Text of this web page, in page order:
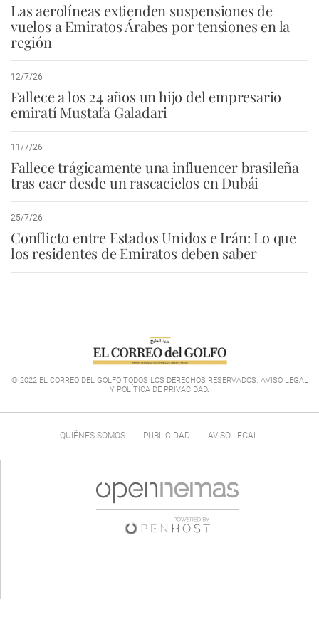
Las aerolíneas extienden suspensiones de
vuelos a Emiratos Árabes por tensiones en la
región
12/7/26
Fallece a los 24 años un hijo del empresario
emiratí Mustafa Galadari
11/7/26
Fallece trágicamente una influencer brasileña
tras caer desde un rascacielos en Dubái
25/7/26
Conflicto entre Estados Unidos e Irán: Lo que
los residentes de Emiratos deben saber
© 2022 EL CORREO DEL GOLFO TODOS LOS DERECHOS RESERVADOS. AVISO LEGAL
Y POLÍTICA DE PRIVACIDAD.
QUIÉNES SOMOS PUBLICIDAD AVISO LEGAL